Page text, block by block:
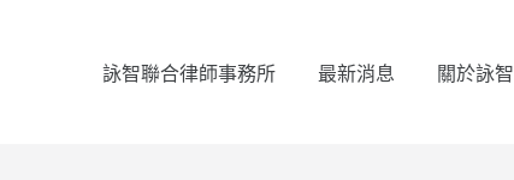
詠智聯合律師事務所 最新消息 關於詠智